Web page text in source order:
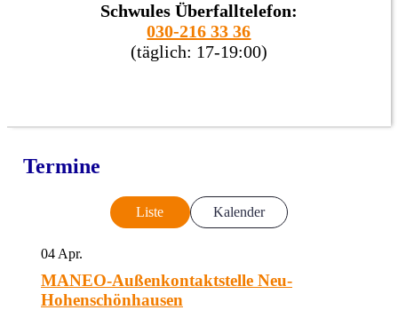
Schwules Überfalltelefon:
030-216 33 36
(täglich: 17-19:00)
Termine
Liste Kalender
04 Apr.
MANEO-Außenkontaktstelle Neu-
Hohenschönhausen